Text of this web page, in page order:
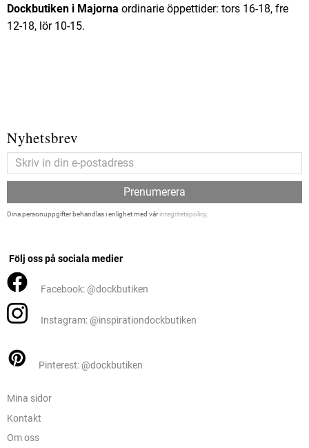
Dockbutiken i Majorna ordinarie öppettider: tors 16-18, fre
12-18, lör 10-15.
Nyhetsbrev
Prenumerera
Dina personuppgifter behandlas i enlighet med vårintegritetspolicy.
Följ oss på sociala medier
Facebook: @dockbutiken
Instagram: @inspirationdockbutiken
Pinterest: @dockbutiken
Mina sidor
Kontakt
Om oss